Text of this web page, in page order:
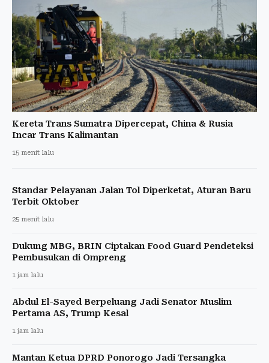
Kereta Trans Sumatra Dipercepat, China & Rusia
Incar Trans Kalimantan
15 menit lalu
Standar Pelayanan Jalan Tol Diperketat, Aturan Baru
Terbit Oktober
25 menit lalu
Dukung MBG, BRIN Ciptakan Food Guard Pendeteksi
Pembusukan di Ompreng
1 jam lalu
Abdul El-Sayed Berpeluang Jadi Senator Muslim
Pertama AS, Trump Kesal
1 jam lalu
Mantan Ketua DPRD Ponorogo Jadi Tersangka